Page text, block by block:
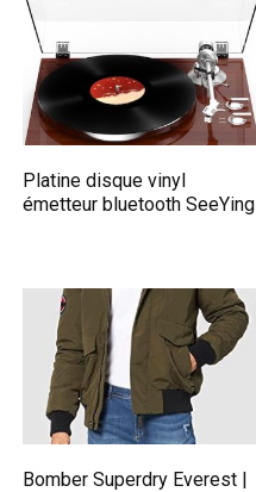
Platine disque vinyl
émetteur bluetooth SeeYing
Bomber Superdry Everest |